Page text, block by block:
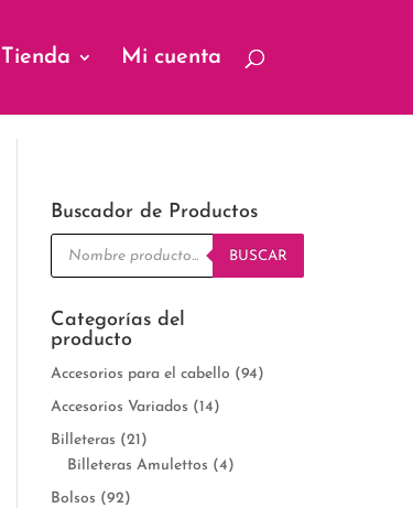
Tienda Mi cuenta
Buscador de Productos
Búsqueda
productos
BUSCAR
Categorías del
producto
Accesorios para el cabello (94)
Accesorios Variados (14)
Billeteras (21)
Billeteras Amulettos (4)
Bolsos (92)